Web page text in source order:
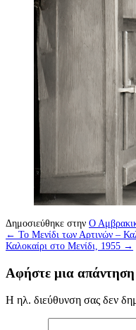
Δημοσιεύθηκε στην Ο
← Το Μενίδι των Αρτινών –
Καλοκαίρι στο Μενίδι, 1955 →
Αφήστε μια απάντηση
Η ηλ. διεύθυνση σας δεν